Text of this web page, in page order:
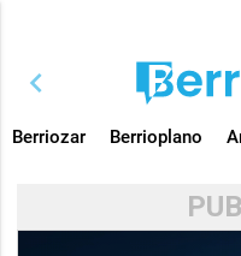
chevron_left
Berriozar Berrioplano